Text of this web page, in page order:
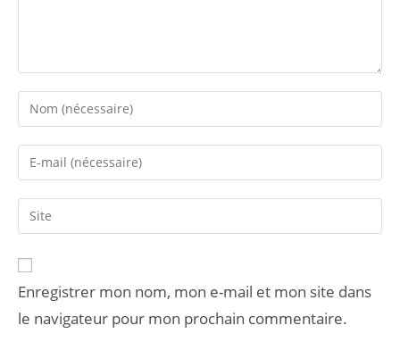
Enregistrer mon nom, mon e-mail et mon site dans
le navigateur pour mon prochain commentaire.